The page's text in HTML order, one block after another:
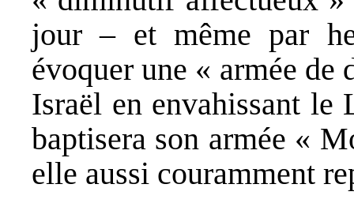
jour – et même par
évoquer une « armée de
Israël en envahissant
baptisera son armée «
elle aussi couramment